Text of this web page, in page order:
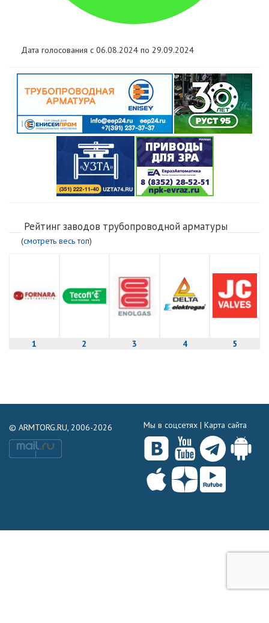
Дата голосования с 06.08.2024 по 29.09.2024
Рейтинг заводов трубопроводной арматуры
(смотреть весь топ)
1 2 3 4 5
© ARMTORG.RU, 2006-2026 Мы в соцсетях | Карта сайта